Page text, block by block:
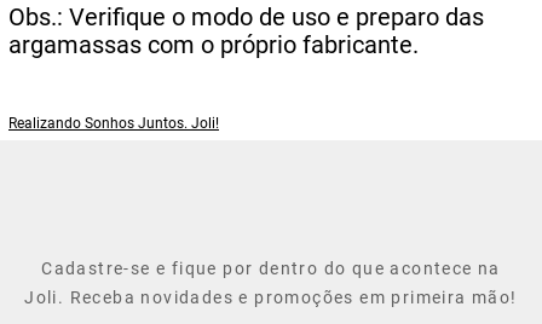
Obs.: Verifique o modo de uso e preparo das
argamassas com o próprio fabricante.
Realizando Sonhos Juntos. Joli!
Cadastre-se e fique por dentro do que acontece na
Joli. Receba novidades e promoções em primeira mão!